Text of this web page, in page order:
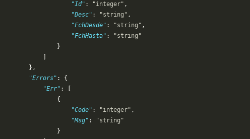
                    "Id"
: "integer" ,
                    "Desc"
: "string" ,
                    "FchDesde"
: "string" ,
                    "FchHasta"
:
"string"
                }
        },
        "Errors"
: {
            "Err"
: [
                {
                    "Code"
: "integer" ,
                    "Msg"
:
"string"
                }